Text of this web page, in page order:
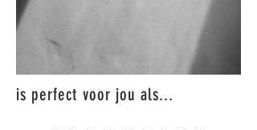
is perfect voor jou als...